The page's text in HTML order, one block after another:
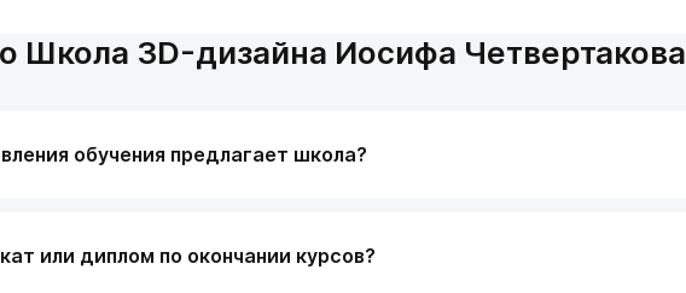
3D-дизайна Иосифа Четвертакова
обучения предлагает школа?
или диплом по окончании курсов?